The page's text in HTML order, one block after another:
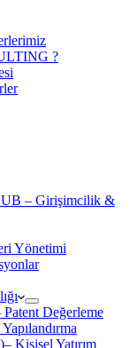
?
– Girişimcilik &
Yönetimi
Değerleme
Kişisel Yatırım